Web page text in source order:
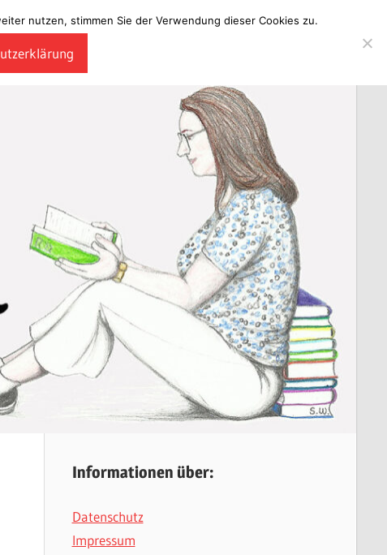
Informationen über:
Datenschutz
Impressum
nutzen, stimmen Sie der Verwendung dieser Cookies zu.